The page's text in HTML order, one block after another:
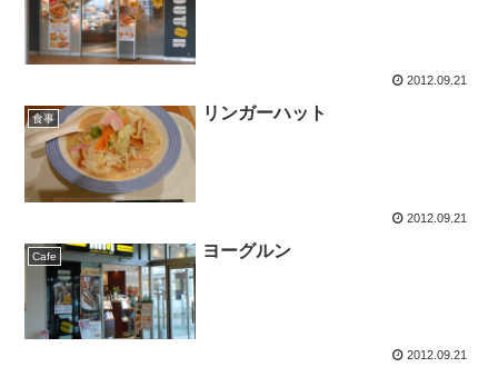
2012.09.21
食事 リンガーハット
2012.09.21
Cafe ヨーグルン
2012.09.21